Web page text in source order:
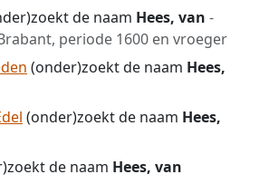
de naam Hees, van -
periode 1600 en vroeger
(onder)zoekt de naam Hees,
(onder)zoekt de naam Hees,
de naam Hees, van